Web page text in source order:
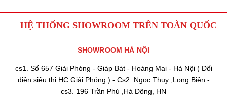
HỆ THỐNG SHOWROOM TRÊN TOÀN QUỐC
SHOWROOM HÀ NỘI
cs1. Số 657 Giải Phóng - Giáp Bát - Hoàng Mai - Hà Nội ( Đối
diện siêu thị HC Giải Phóng ) - Cs2. Ngọc Thuỵ ,Long Biên -
cs3. 196 Trần Phú ,Hà Đông, HN